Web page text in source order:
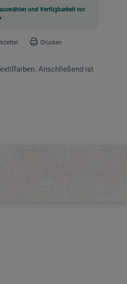
und Verfügbarkeit vor
Drucken
Anschließend ist